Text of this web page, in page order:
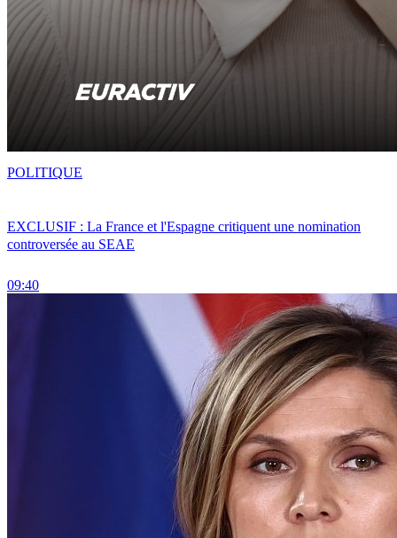
EXCLUSIF : La France et l'Espagne critiquent une nomination
controversée au SEAE
09:40
POLITIQUE